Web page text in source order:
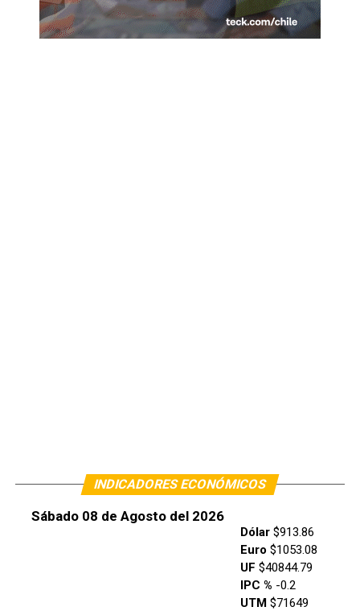
INDICADORES ECONÓMICOS
Sábado 08 de Agosto del 2026
Dólar$913.86
Euro $1053.08
UF $40844.79
IPC % -0.2
UTM$71649